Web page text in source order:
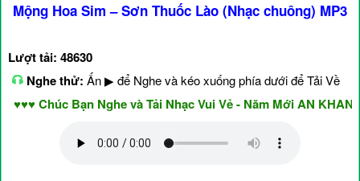
Mộng Hoa Sim – Sơn Thuốc Lào (Nhạc chuông) MP3
Lượt tải: 48630
Nghe thử: Ấn ▶ để Nghe và kéo xuống phía dưới để Tải Về
Chúc Bạn Nghe và Tải Nhạc Vui Vẻ - Năm Mới AN KHANG &